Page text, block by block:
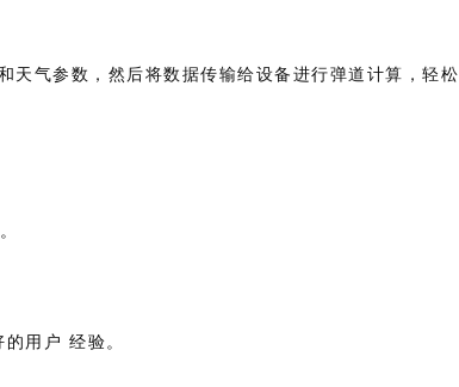
参数，然后将数据传输给设备进行弹道计算，轻松
用户 经验。